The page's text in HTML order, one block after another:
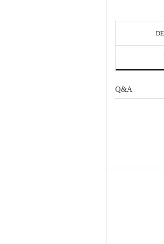
Q&A